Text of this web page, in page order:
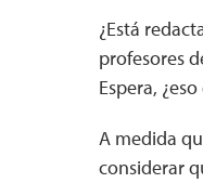
¿Está
profesores
Espera,
A medida
considerar